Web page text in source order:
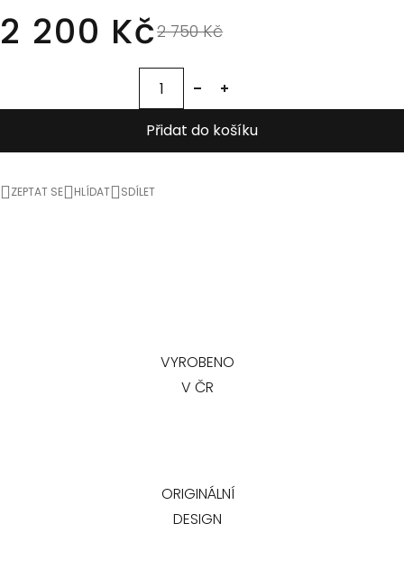
2 750 Kč
2 200 Kč
Přidat do košíku
ZEPTAT SE HLÍDAT SDÍLET
VYROBENO
V ČR
ORIGINÁLNÍ
DESIGN